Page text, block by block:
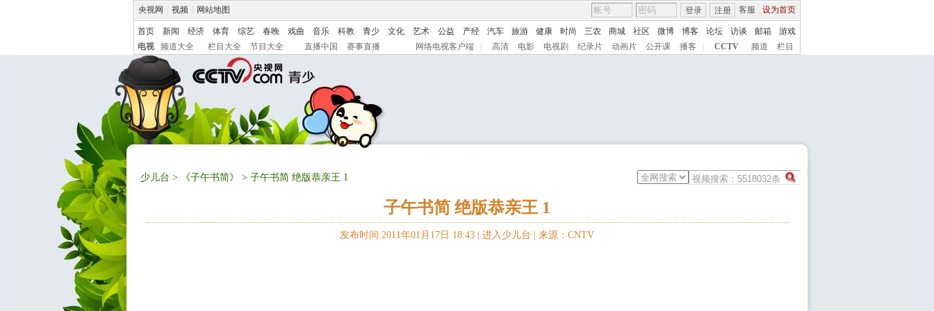
央视网 视频 网站地图 客服 设为首页
登录 注册
首页 新闻 经济 体育 综艺 春晚 戏曲 音乐 科教 青少 文化 艺术 公益 产经 汽车 旅游 健康 时尚 三农 商城 社区 微博 博客 论坛 访谈 邮箱
游戏
电视
频道大全 栏目大全 节目大全 直播中国 赛事直播 网络电视客户端 高清 电影 电视剧 纪录片 动画片 公开课 播客 CCTV 频道 栏目
少儿台 > 《子午书简》 > 子午书简 绝版恭亲王 1
子午书简 绝版恭亲王 1
发布时间:2011年01月17日 18:43 | 进入少儿台 来源：CNTV